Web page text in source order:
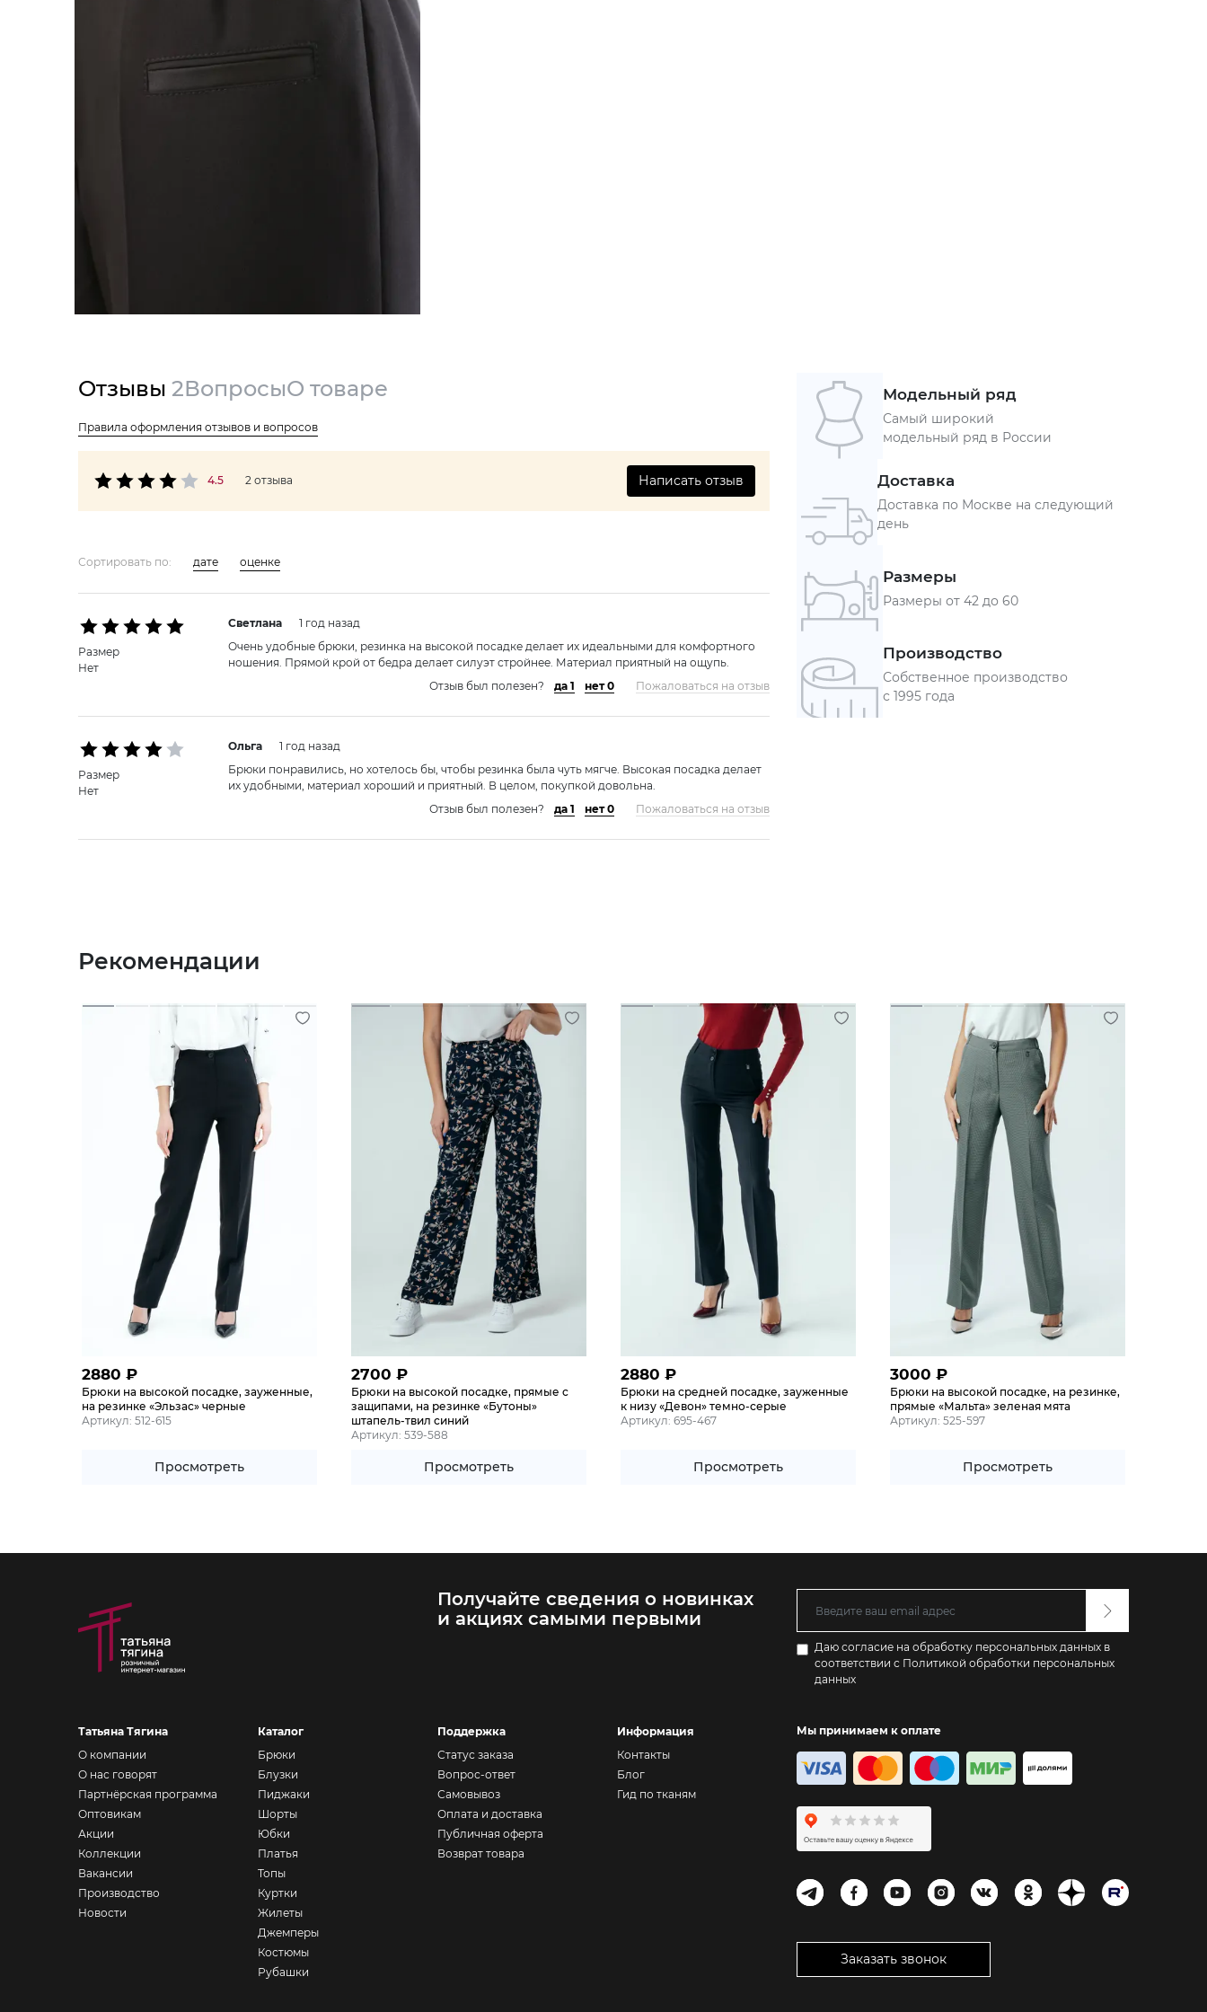
Отзывы 2ВопросыО товаре
Правила оформления отзывов и вопросов
4.5 2 отзыва Написать отзыв
Сортировать по: дате оценке
Размер
Нет
Светлана
1 год назад
Очень удобные брюки, резинка на высокой посадке делает их идеальными для комфортного
ношения. Прямой крой от бедра делает силуэт стройнее. Материал приятный на ощупь.
Отзыв был полезен?
да 1 нет 0 Пожаловаться на отзыв
Размер
Нет
Ольга
1 год назад
Брюки понравились, но хотелось бы, чтобы резинка была чуть мягче. Высокая посадка делает
их удобными, материал хороший и приятный. В целом, покупкой довольна.
Отзыв был полезен?
да 1 нет 0 Пожаловаться на отзыв
Модельный ряд
Самый широкий
модельный ряд в России
Доставка
Доставка по Москве на следующий
день
Размеры
Размеры от 42 до 60
Производство
Собственное производство
с 1995 года
Рекомендации
2880 ₽
Брюки на высокой посадке, зауженные,
на резинке «Эльзас» черные
Артикул: 512-615
Просмотреть
2700 ₽
Брюки на высокой посадке, прямые с
защипами, на резинке «Бутоны»
штапель-твил синий
Артикул: 539-588
Просмотреть
2880 ₽
Брюки на средней посадке, зауженные
к низу «Девон» темно-серые
Артикул: 695-467
Просмотреть
3000 ₽
Брюки на высокой посадке, на резинке,
прямые «Мальта» зеленая мята
Артикул: 525-597
Просмотреть
Получайте сведения о новинках
и акциях самыми первыми
Даю согласие на обработку персональных данных в
соответствии с Политикой обработки персональных
данных
Татьяна Тягина
О компании
О нас говорят
Партнёрская программа
Оптовикам
Акции
Коллекции
Вакансии
Производство
Новости
Каталог
Брюки
Блузки
Пиджаки
Шорты
Юбки
Платья
Топы
Куртки
Жилеты
Джемперы
Костюмы
Рубашки
Поддержка
Статус заказа
Вопрос-ответ
Самовывоз
Оплата и доставка
Публичная оферта
Возврат товара
Информация
Контакты
Блог
Гид по тканям
Мы принимаем к оплате
Заказать звонок